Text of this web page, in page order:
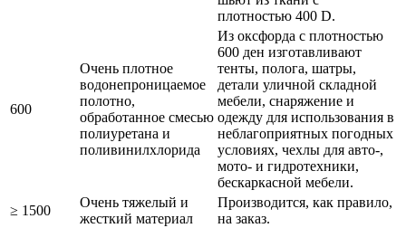
плотностью 400 D.
600
Очень плотное
водонепроницаемое
полотно,
обработанное смесью
полиуретана и
поливинилхлорида
Из оксфорда с плотностью
600 ден изготавливают
тенты, полога, шатры,
детали уличной складной
мебели, снаряжение и
одежду для использования в
неблагоприятных погодных
условиях, чехлы для авто-,
мото- и гидротехники,
бескаркасной мебели.
≥ 1500
Очень тяжелый и
жесткий материал
Производится, как правило,
на заказ.